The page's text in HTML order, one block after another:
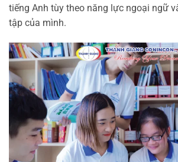
tiếng Anh tùy theo năng lực ngoại ngữ
tập của mình.